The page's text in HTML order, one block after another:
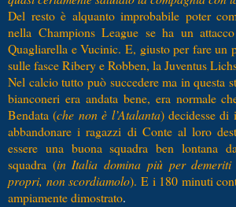
Del resto è alquanto improbabile poter
nella Champions League se ha un
Quagliarella e Vucinic. E, giusto per fare un
sulle fasce Ribery e Robben, la Juventus
Nel calcio tutto può succedere ma in questa
bianconeri era andata bene, era normale
Bendata (che non è l’Atalanta) decidesse di
abbandonare i ragazzi di Conte al loro
essere una buona squadra ben lontana
squadra (in Italia domina più per
propri, non scordiamolo). E i 180 minuti
ampiamente dimostrato.